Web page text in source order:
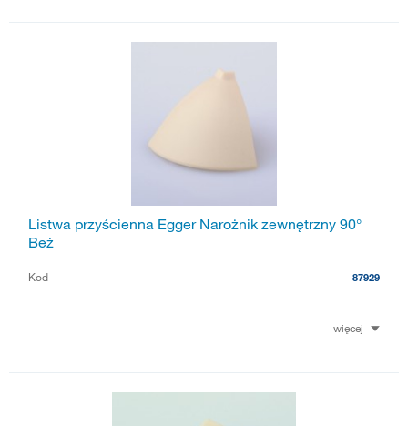
Listwa przyścienna Egger Narożnik zewnętrzny 90°
Beż
Kod 87929
więcej